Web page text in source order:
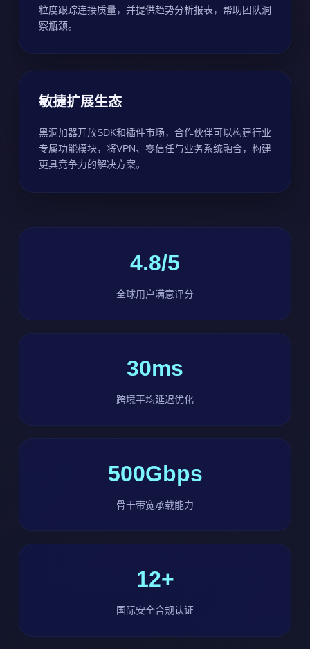
粒度跟踪连接质量，并提供趋势分析报表，帮助团队洞
察瓶颈。
敏捷扩展生态
黑洞加器开放SDK和插件市场，合作伙伴可以构建行业
专属功能模块，将VPN、零信任与业务系统融合，构建
更具竞争力的解决方案。
4.8/5
全球用户满意评分
30ms
跨境平均延迟优化
500Gbps
骨干带宽承载能力
12+
国际安全合规认证